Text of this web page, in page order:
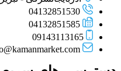
04132851530
04132851585
09143113165